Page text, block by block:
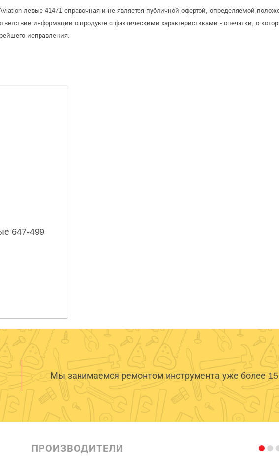
левые 41471 справочная и не является публичной офертой, определяемой
информации о продукте с фактическими характеристиками - опечатки, о
исправления.
647-499
Мы занимаемся ремонтом инструмента уже более 15
ПРОИЗВОДИТЕЛИ